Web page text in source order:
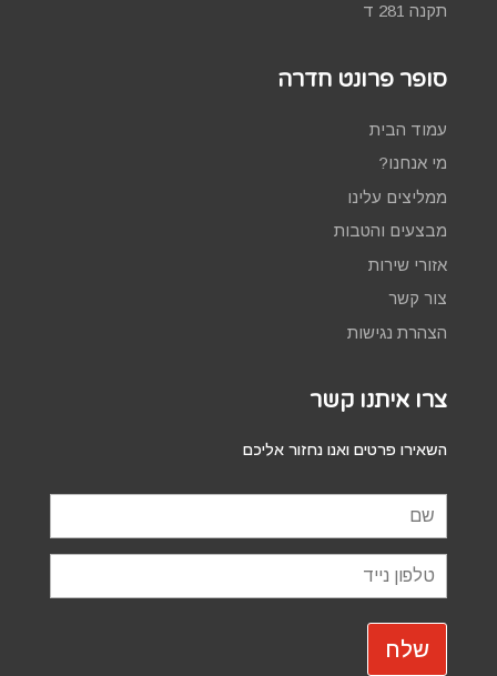
תקנה 281 ד
סופר פרונט חדרה
עמוד הבית
מי אנחנו?
ממליצים עלינו
מבצעים והטבות
אזורי שירות
צור קשר
הצהרת נגישות
צרו איתנו קשר
השאירו פרטים ואנו נחזור אליכם